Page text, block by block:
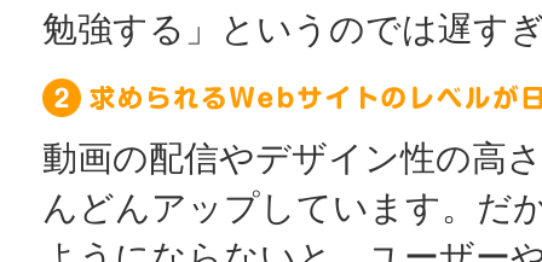
勉強する」というのでは遅す
動画の配信やデザイン性の高
んどんアップしています。だ